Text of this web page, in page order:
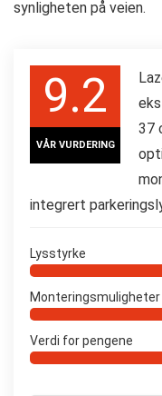
synligheten på veien.
9.2
VÅR VURDERING
37
integrert
Lysstyrke
Monteringsmuligheter
Verdi for pengene